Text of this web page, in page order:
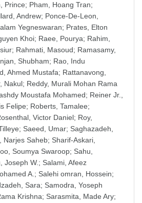
Prince; Pham, Hoang Tran;
Andrew; Ponce-De-Leon,
Yegneswaran; Prates, Elton
Khoi; Raee, Pourya; Rahim,
; Rahmati, Masoud; Ramasamy,
Shubham; Rao, Indu
Ahmed Mustafa; Rattanavong,
Nakul; Reddy, Murali Mohan Rama
Moustafa Mohamed; Reiner Jr.,
Felipe; Roberts, Tamalee;
Victor Daniel; Roy,
; Saeed, Umar; Saghazadeh,
Narjes Saheb; Sharif-Askari,
Soumya Swaroop; Sahu,
Joseph W. ; Salami, Afeez
A. ; Salehi omran, Hossein;
Sara; Samodra, Yoseph
Krishna; Sarasmita, Made Ary;